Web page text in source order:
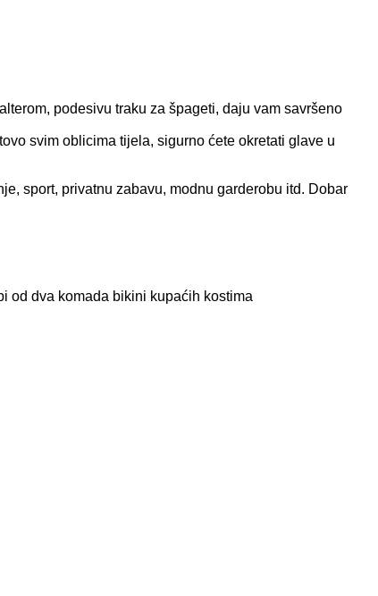
podesivu traku za špageti, daju vam savršeno
svim oblicima tijela, sigurno ćete okretati glave u
sport, privatnu zabavu, modnu garderobu itd. Dobar
od dva komada bikini kupaćih kostima